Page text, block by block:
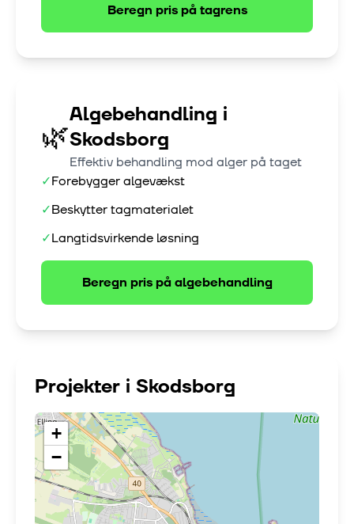
Beregn pris påtagrens
🌿
Algebehandling i
Skodsborg
Effektiv behandling mod alger på taget
✓Forebygger algevækst
✓Beskytter tagmaterialet
✓Langtidsvirkende løsning
Beregn pris påalgebehandling
Projekter i Skodsborg
+
−